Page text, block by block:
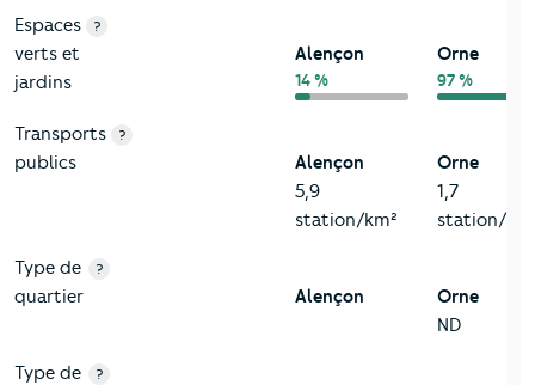
Espaces
verts et
jardins
?
Alençon
14 %
Orne
97 %
Transports
publics
?
Alençon
5,9
station/km²
Orne
1,7
station/
Type de
quartier
?
Alençon
Orne
ND
Type de
?